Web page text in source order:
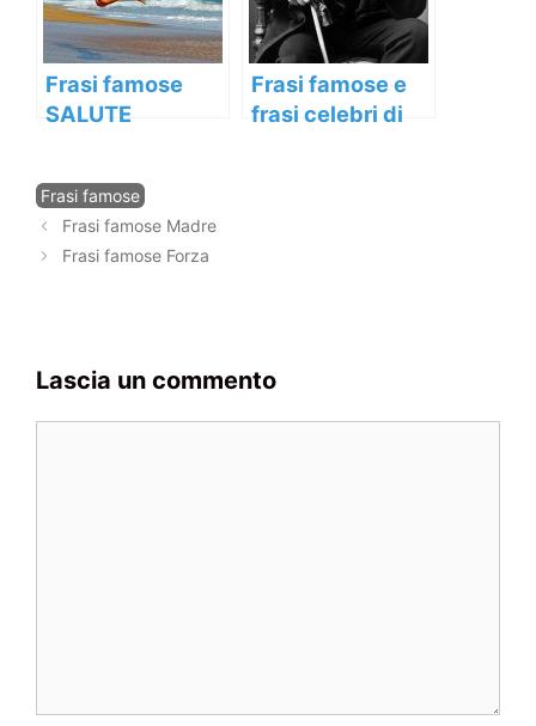
Frasi famose
SALUTE
Frasi famose e
frasi celebri di
Categorie
Frasi famose
Navigazione
articolo
Frasi famose Madre
Frasi famose Forza
Lascia un commento